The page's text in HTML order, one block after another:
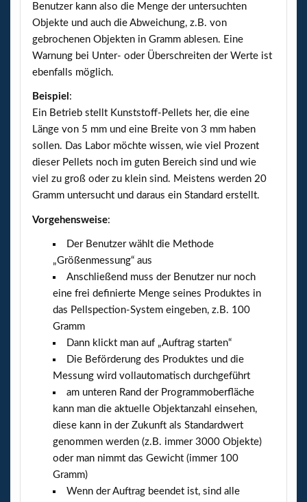
Benutzer kann also die Menge der untersuchten
Objekte und auch die Abweichung, z.B. von
gebrochenen Objekten in Gramm ablesen. Eine
Warnung bei Unter- oder Überschreiten der Werte ist
ebenfalls möglich.
Beispiel :
Ein Betrieb stellt Kunststoff-Pellets her, die eine
Länge von 5 mm und eine Breite von 3 mm haben
sollen. Das Labor möchte wissen, wie viel Prozent
dieser Pellets noch im guten Bereich sind und wie
viel zu groß oder zu klein sind. Meistens werden 20
Gramm untersucht und daraus ein Standard erstellt.
Vorgehensweise:
Der Benutzer wählt die Methode
„Größenmessung“ aus
Anschließend muss der Benutzer nur noch
eine frei definierte Menge seines Produktes in
das Pellspection-System eingeben, z.B. 100
Gramm
Dann klickt man auf „Auftrag starten“
Die Beförderung des Produktes und die
Messung wird vollautomatisch durchgeführt
am unteren Rand der Programmoberfläche
kann man die aktuelle Objektanzahl einsehen,
diese kann in der Zukunft als Standardwert
genommen werden (z.B. immer 3000 Objekte)
oder man nimmt das Gewicht (immer 100
Gramm)
Wenn der Auftrag beendet ist, sind alle